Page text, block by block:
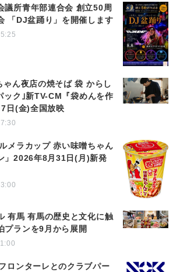
議所青年部連合会 創立50周
「DJ盆踊り」を開催します
ゃん夜店の焼そば 袋 からし
ック｣新TV-CM『袋めんを作
日(金)全国放映
メラカップ 赤い味噌ちゃん
」2026年8月31日(月)新発
有馬 有馬の歴史と文化に触
プランを9月から展開
ロンターレとのクラブパー